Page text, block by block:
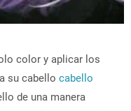
color y aplicar los
su cabello cabello
de una manera